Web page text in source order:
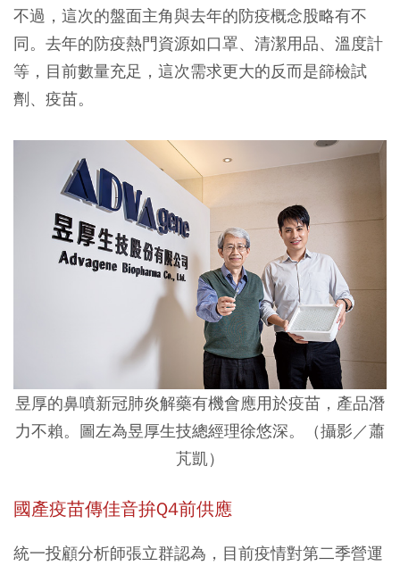
不過，這次的盤面主角與去年的防疫概念股略有不
同。去年的防疫熱門資源如口罩、清潔用品、溫度計
等，目前數量充足，這次需求更大的反而是篩檢試
劑、疫苗。
昱厚的鼻噴新冠肺炎解藥有機會應用於疫苗，產品潛
力不賴。圖左為昱厚生技總經理徐悠深。（攝影／蕭
芃凱）
國產疫苗傳佳音拚Q4前供應
統一投顧分析師張立群認為，目前疫情對第二季營運